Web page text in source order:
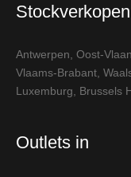
Antwerpen Oost-
Vlaams-Brabant
Luxemburg
Brussels
Outlets in